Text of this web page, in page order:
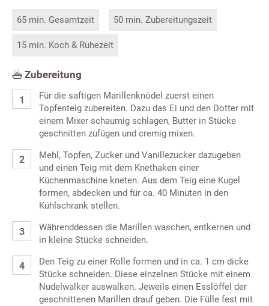
65 min. Gesamtzeit 50 min. Zubereitungszeit
15 min. Koch & Ruhezeit
Zubereitung
Für die saftigen Marillenknödel zuerst einen
Topfenteig zubereiten. Dazu das Ei und den Dotter mit
einem Mixer schaumig schlagen, Butter in Stücke
geschnitten zufügen und cremig mixen.
Mehl, Topfen, Zucker und Vanillezucker dazugeben
und einen Teig mit dem Knethaken einer
Küchenmaschine kneten. Aus dem Teig eine Kugel
formen, abdecken und für ca. 40 Minuten in den
Kühlschrank stellen.
Währenddessen die Marillen waschen, entkernen und
in kleine Stücke schneiden.
Den Teig zu einer Rolle formen und in ca. 1 cm dicke
Stücke schneiden. Diese einzelnen Stücke mit einem
Nudelwalker auswalken. Jeweils einen Esslöffel der
geschnittenen Marillen drauf geben. Die Fülle fest mit